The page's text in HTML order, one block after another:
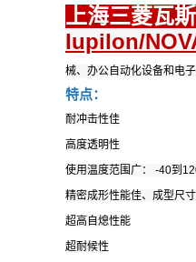
上海三菱瓦
Iupilon/
械、办公自动化设备和电
特点：
耐冲击性佳
高度透明性
使用温度范围广： -40到
精密成形性能佳、成型尺
超高自熄性能
超耐候性